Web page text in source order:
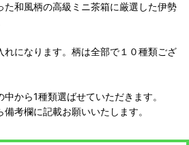
た和風柄の高級ミニ茶箱に厳選した伊勢
れになります。柄は全部で１０種類ござ
から1種類選ばせていただきます。
考欄に記載お願いいたします。